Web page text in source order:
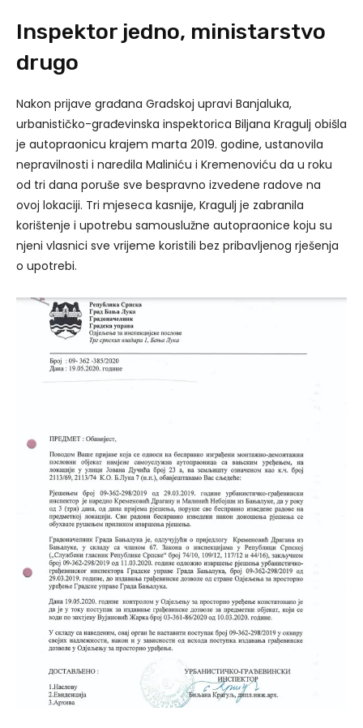
Inspektor jedno, ministarstvo
drugo
Nakon prijave građana Gradskoj upravi Banjaluka,
urbanističko-građevinska inspektorica Biljana Kragulj obišla
je autopraonicu krajem marta 2019. godine, ustanovila
nepravilnosti i naredila Maliniću i Kremenoviću da u roku
od tri dana poruše sve bespravno izvedene radove na
ovoj lokaciji. Tri mjeseca kasnije, Kragulj je zabranila
korištenje i upotrebu samouslužne autopraonice koju su
njeni vlasnici sve vrijeme koristili bez pribavljenog rješenja
o upotrebi.